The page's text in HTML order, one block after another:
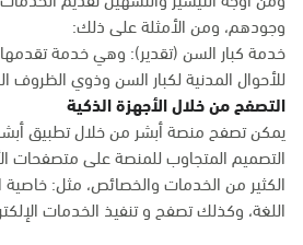
وجودهم، ومن الأمثلة على ذلك:
خدمة كبار السن (تقدير): وهي خدمة تقدمها
للأحوال المدنية لكبار السن وذوي الظروف
التصفح من خلال الأجهزة الذكية
يمكن تصفح منصة أبشر من خلال تطبيق أبشر
التصميم المتجاوب للمنصة على متصفحات
الكثير من الخدمات والخصائص، مثل: خاصية
اللغة، وكذلك تصفح و تنفيذ الخدمات